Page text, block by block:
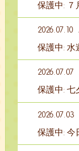
保護中: ７
2026.07.10
保護中: 水
2026.07.07
保護中: 七
2026.07.03
保護中: 今